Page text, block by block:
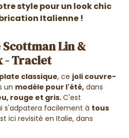
style pour un look chic
Italienne !
Lin &
- Traclet
classique, ce joli couvre-
un modèle pour l'été, dans
rouge et gris.C'est
s'adpatera facilement à tous
ici revisité en Italie, dans